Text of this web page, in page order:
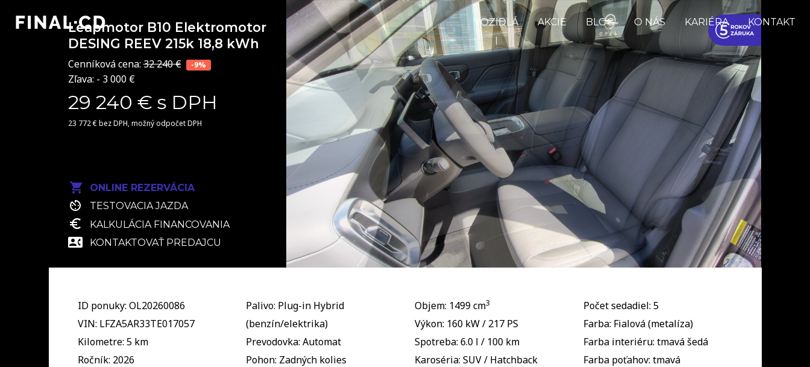
VOZIDLÁ AKCIE BLOG O NÁS KARIÉRA KONTAKT
Leapmotor B10 Elektromotor
DESING REEV 215k 18,8 kWh
Cenníková cena:32 240 € -9%
Zľava: - 3 000 €
29 240 € s DPH
23 772 € bez DPH, možný odpočet DPH
ONLINE REZERVÁCIA
TESTOVACIA JAZDA
KALKULÁCIA FINANCOVANIA
KONTAKTOVAŤ PREDAJCU
ID ponuky: OL20260086
VIN: LFZA5AR33TE017057
Kilometre: 5 km
Ročník: 2026
Palivo: Plug-in Hybrid
(benzín/elektrika)
Prevodovka: Automat
Pohon: Zadných kolies
Objem: 1499 cm3
Výkon: 160 kW / 217 PS
Spotreba: 6.0 l / 100 km
Karoséria: SUV / Hatchback
Počet sedadiel: 5
Farba: Fialová (metalíza)
Farba interiéru: tmavá šedá
Farba poťahov: tmavá